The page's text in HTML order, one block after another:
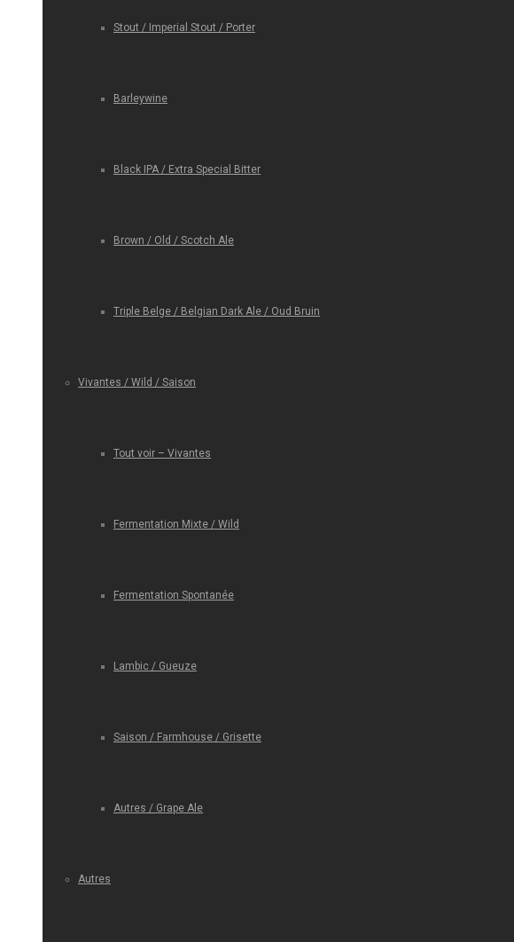
Stout / Imperial Stout / Porter
Barleywine
Black IPA / Extra Special Bitter
Brown / Old / Scotch Ale
Triple Belge / Belgian Dark Ale / Oud Bruin
Vivantes / Wild / Saison
Tout voir – Vivantes
Fermentation Mixte / Wild
Fermentation Spontanée
Lambic / Gueuze
Saison / Farmhouse / Grisette
Autres / Grape Ale
Autres